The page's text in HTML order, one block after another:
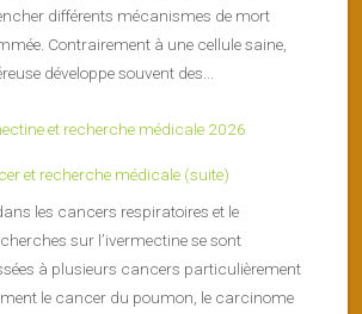
différents mécanismes de mort
Contrairement à une cellule saine,
développe souvent des...
et recherche médicale (suite)
les cancers respiratoires et le
sur l’ivermectine se sont
à plusieurs cancers particulièrement
le cancer du poumon, le carcinome